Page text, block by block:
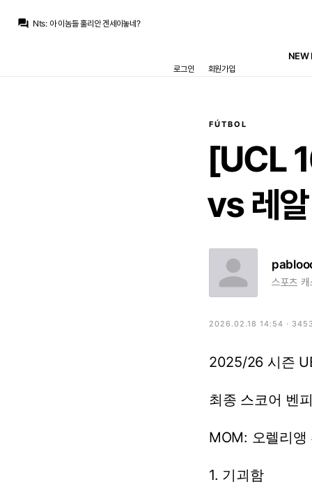
question_answer Nts: 아 이놈들 훌리안 겐세이놓네?
제라르 로메로 보도를 사방팔방 다 인용하는듯 싶네요
로드리 바르사행에 오케이했는데 최종적으로 선택한건 아닌듯
NEW
로그인 회원가입
FÚTBOL
[UCL
vs 레알
스포츠
2026.02.18 14:54 ·
2025/26 시즌
최종 스코어 벤
MOM: 오렐리앵
1. 기괴함